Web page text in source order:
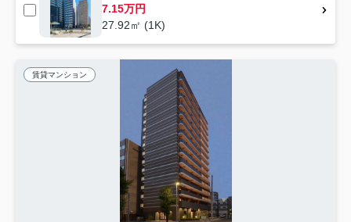
7.15万円
27.92㎡ (1K)
賃貸マンション